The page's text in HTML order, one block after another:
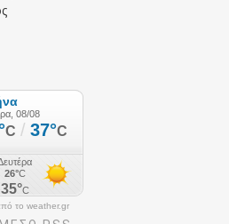
το weather.gr